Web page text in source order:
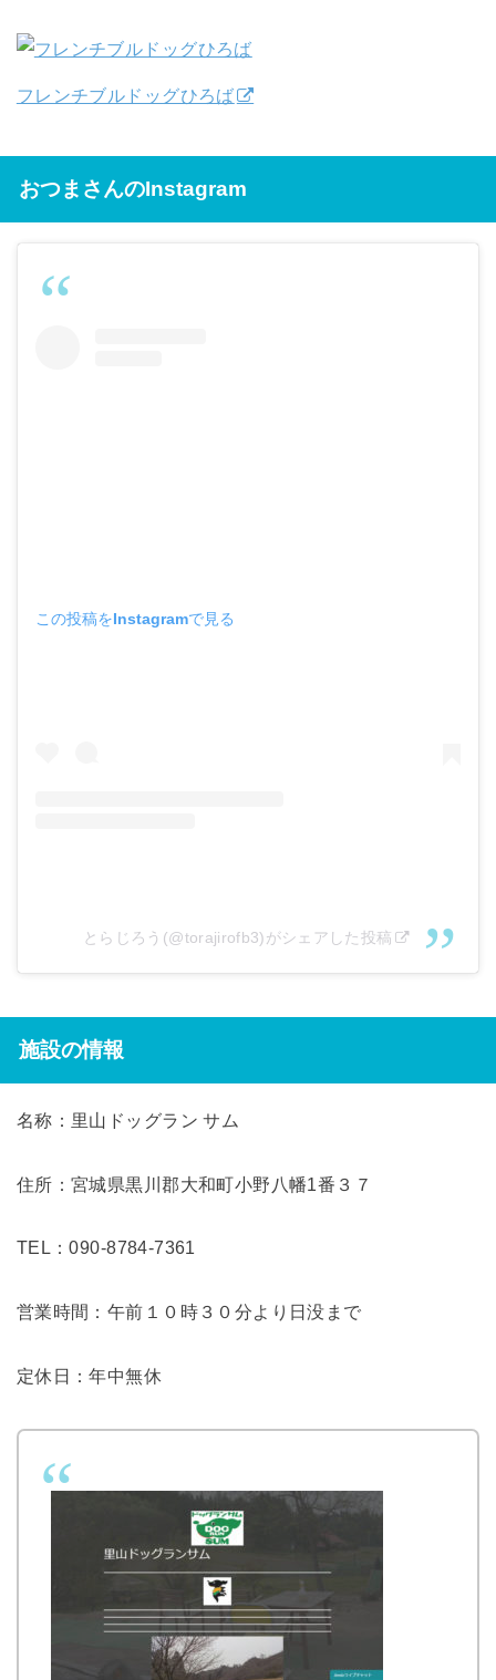
フレンチブルドッグひろば
おつまさんのInstagram
この投稿をInstagramで見る
とらじろう(@torajirofb3)がシェアした投稿
施設の情報
名称：里山ドッグラン サム
住所：宮城県黒川郡大和町小野八幡1番３７
TEL：090-8784-7361
営業時間：午前１０時３０分より日没まで
定休日：年中無休